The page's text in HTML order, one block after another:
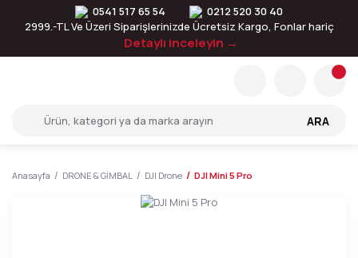
0541 517 65 54
0212 520 30 40
2999.-TL Ve Üzeri Siparişlerinizde Ücretsiz Kargo, Fonlar hariç
Detaylı inceleyin →
ARA
Anasayfa DRONE & GİMBAL DJI Drone DJI Mini 5 Pro